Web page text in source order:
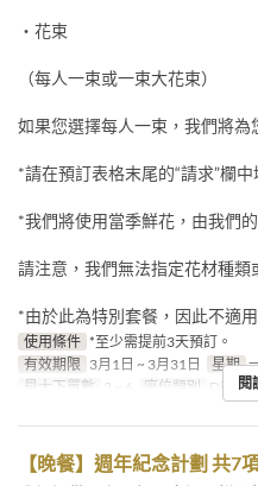
・花束
（每人一束或一束大花束）
如果您選擇每人一束，我們將為
*請在預訂表格末尾的“請求”欄
*我們將使用當季鮮花，由我們
請注意，我們無法指定花材種類
*由於此為特別套餐，因此不適
使用條件 *至少需提前3天預訂。
有效期限 3月1日 ~ 3月31日 星期
最大下單數 2 ~ 6 座位類別 Dining
閱
【晚餐】週年紀念計劃 共7